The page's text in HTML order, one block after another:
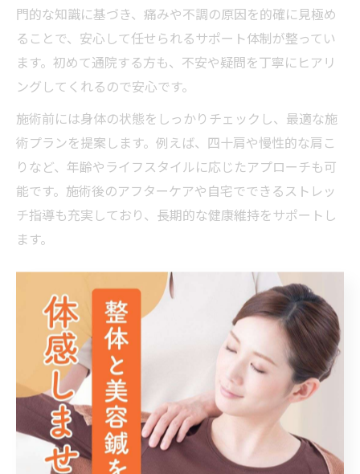
門的な知識に基づき、痛みや不調の原因を的確に見極め
ることで、安心して任せられるサポート体制が整ってい
ます。初めて通院する方も、不安や疑問を丁寧にヒアリ
ングしてくれるので安心です。
施術前には身体の状態をしっかりチェックし、最適な施
術プランを提案します。例えば、四十肩や慢性的な肩こ
りなど、年齢やライフスタイルに応じたアプローチも可
能です。施術後のアフターケアや自宅でできるストレッ
チ指導も充実しており、長期的な健康維持をサポートし
ます。
美容や骨盤矯正も鍼灸整骨院で叶える理由
鍼灸整骨院では、リラクゼーションや痛みの改善だけで
なく、美容や骨盤矯正といったメニューも人気です。骨
盤矯正は、産後や長時間の座り仕事で歪みが気になる方
におすすめで、姿勢改善や腰痛予防にも役立ちます。ま
た、美容鍼は顔のむくみやリフトアップを目指す方から
支持を集めています。
南福岡駅周辺の鍼灸整骨院では、身体全体のバランスを